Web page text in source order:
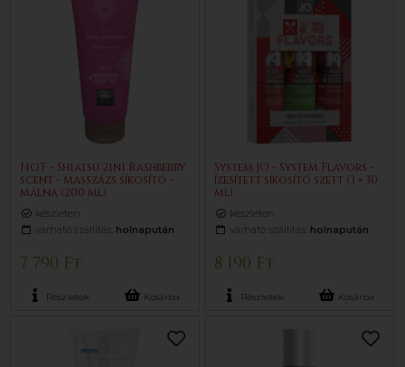
HOT - Shiatsu 2in1 Rashberry
scent - masszázs síkosító -
málna (200 ml)
készleten
várható szállítás: holnapután
7 790 Ft
Részletek Kosárba
System JO - System Flavors -
ízesített síkosító szett (3 × 30
ml)
készleten
várható szállítás: holnapután
8 190 Ft
Részletek Kosárba